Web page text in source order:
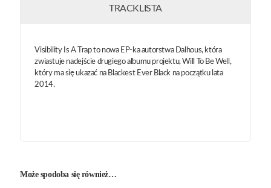
TRACKLISTA
Visibility Is A Trap to nowa EP-ka autorstwa Dalhous, która
zwiastuje nadejście drugiego albumu projektu, Will To Be Well,
który ma się ukazać na Blackest Ever Black na początku lata
2014.
Może spodoba się również…